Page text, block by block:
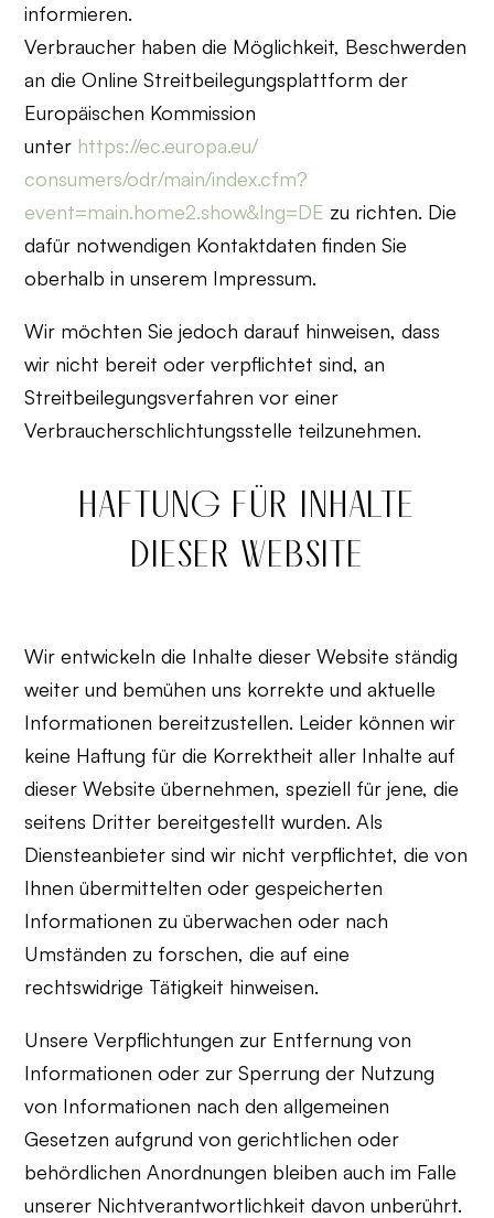
informieren.
Verbraucher haben die Möglichkeit, Beschwerden
an die Online Streitbeilegungsplattform der
Europäischen Kommission
unter https://ec.europa.eu/
consumers/odr/main/index.cfm?
event=main.home2.show&lng=DE zu richten. Die
dafür notwendigen Kontaktdaten finden Sie
oberhalb in unserem Impressum.
Wir möchten Sie jedoch darauf hinweisen, dass
wir nicht bereit oder verpflichtet sind, an
Streitbeilegungsverfahren vor einer
Verbraucherschlichtungsstelle teilzunehmen.
HAFTUNG FÜR INHALTE
DIESER WEBSITE
Wir entwickeln die Inhalte dieser Website ständig
weiter und bemühen uns korrekte und aktuelle
Informationen bereitzustellen. Leider können wir
keine Haftung für die Korrektheit aller Inhalte auf
dieser Website übernehmen, speziell für jene, die
seitens Dritter bereitgestellt wurden. Als
Diensteanbieter sind wir nicht verpflichtet, die von
Ihnen übermittelten oder gespeicherten
Informationen zu überwachen oder nach
Umständen zu forschen, die auf eine
rechtswidrige Tätigkeit hinweisen.
Unsere Verpflichtungen zur Entfernung von
Informationen oder zur Sperrung der Nutzung
von Informationen nach den allgemeinen
Gesetzen aufgrund von gerichtlichen oder
behördlichen Anordnungen bleiben auch im Falle
unserer Nichtverantwortlichkeit davon unberührt.